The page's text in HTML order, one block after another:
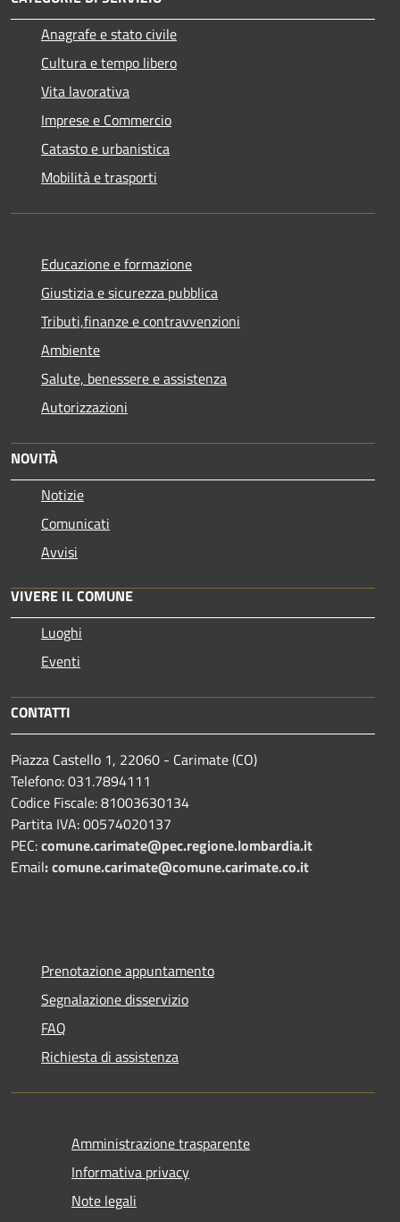
Anagrafe e stato civile
Cultura e tempo libero
Vita lavorativa
Imprese e Commercio
Catasto e urbanistica
Mobilità e trasporti
Educazione e formazione
Giustizia e sicurezza pubblica
Tributi,finanze e contravvenzioni
Ambiente
Salute, benessere e assistenza
Autorizzazioni
NOVITÀ
Notizie
Comunicati
Avvisi
VIVERE IL COMUNE
Luoghi
Eventi
CONTATTI
Piazza Castello 1, 22060 - Carimate (CO)
Telefono: 031.7894111
Codice Fiscale: 81003630134
Partita IVA: 00574020137
PEC:comune.carimate@pec.regione.lombardia.it
Email:comune.carimate@comune.carimate.co.it
Prenotazione appuntamento
Segnalazione disservizio
FAQ
Richiesta di assistenza
Amministrazione trasparente
Informativa privacy
Note legali